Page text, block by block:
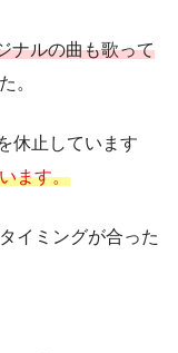
ナルの曲も歌って
。
休止しています
ます。
イミングが合った